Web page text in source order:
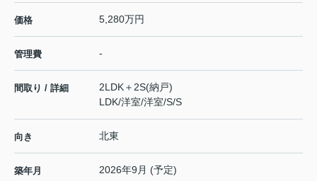
価格 5,280万円
管理費 -
間取り / 詳細
2LDK＋2S(納戸)
LDK/洋室/洋室/S/S
向き 北東
築年月 2026年9月 (予定)